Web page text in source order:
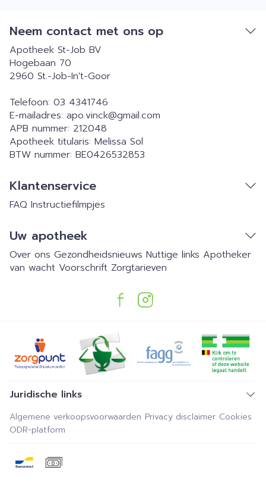
Neem contact met ons op
Apotheek St-Job BV
Hogebaan 70
2960 St.-Job-In't-Goor
Telefoon: 03 4341746
E-mailadres: apo.vinck@gmail.com
APB nummer: 212048
Apotheek titularis: Melissa Sol
BTW nummer: BE0426532853
Klantenservice
FAQ Instructiefilmpjes
Uw apotheek
Over ons Gezondheidsnieuws Nuttige links Apotheker
van wacht Voorschrift Zorgtarieven
Juridische links
Algemene verkoopsvoorwaarden Privacy disclaimer Cookies
ODR-platform